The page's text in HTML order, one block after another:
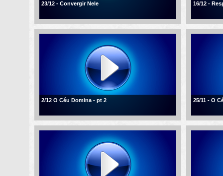
23/12 - Convergir Nele 16/12 -
2/12 O Céu Domina - pt 2 25/11 - O